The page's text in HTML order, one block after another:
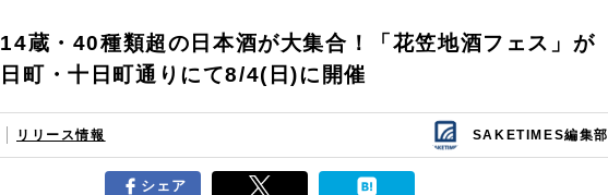
蔵・40種類超の日本酒が大集合！「花笠地酒フェス」が
町・十日町通りにて8/4(日)に開催
リリース情報 SAKETIMES編集部
シェア